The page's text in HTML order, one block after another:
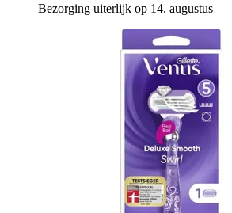
Bezorging uiterlijk op 14. augustus